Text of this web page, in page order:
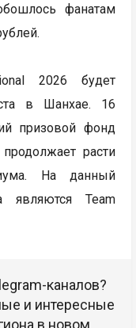
фанатам
2026 будет
в Шанхае. 16
призовой фонд
расти
На данный
являются Team
каналов?
и интересные
в новом